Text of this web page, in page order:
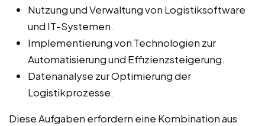
Nutzung und Verwaltung von Logistiksoftware
und IT-Systemen.
Implementierung von Technologien zur
Automatisierung und Effizienzsteigerung.
Datenanalyse zur Optimierung der
Logistikprozesse.
Diese Aufgaben erfordern eine Kombination aus